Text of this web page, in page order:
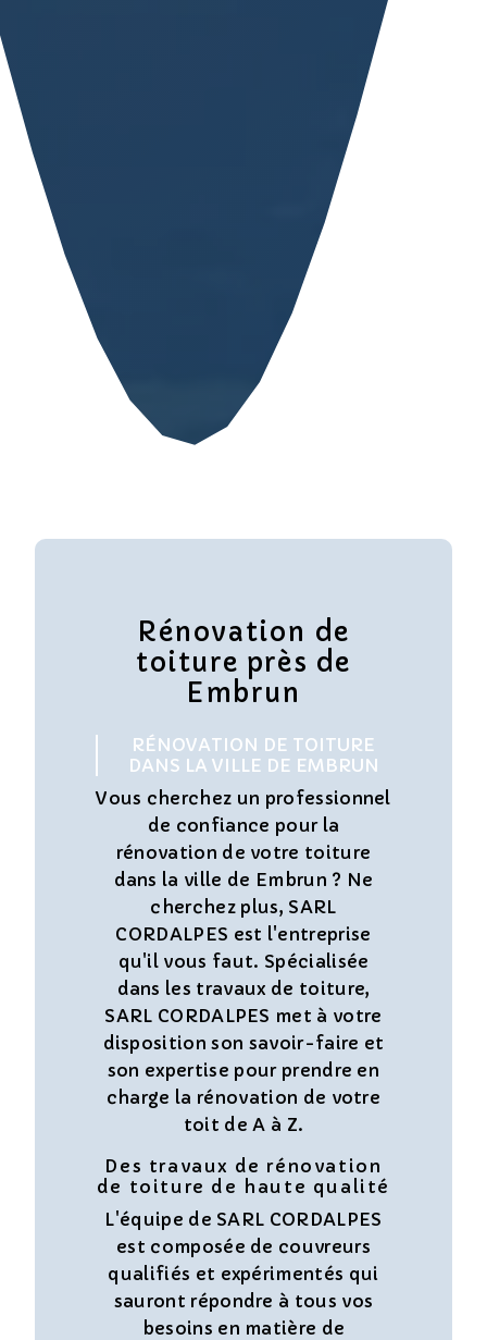
Rénovation de
toiture près de
Embrun
RÉNOVATION DE TOITURE
DANS LA VILLE DE EMBRUN
Vous cherchez un professionnel
de confiance pour la
rénovation de votre toiture
dans la ville de Embrun ? Ne
cherchez plus, SARL
CORDALPES est l'entreprise
qu'il vous faut. Spécialisée
dans les travaux de toiture,
SARL CORDALPES met à votre
disposition son savoir-faire et
son expertise pour prendre en
charge la rénovation de votre
toit de A à Z.
Des travaux de rénovation
de toiture de haute qualité
L'équipe de SARL CORDALPES
est composée de couvreurs
qualifiés et expérimentés qui
sauront répondre à tous vos
besoins en matière de